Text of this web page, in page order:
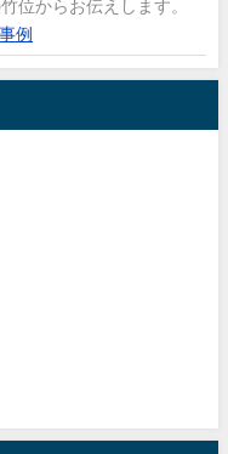
位からお伝えします。
例